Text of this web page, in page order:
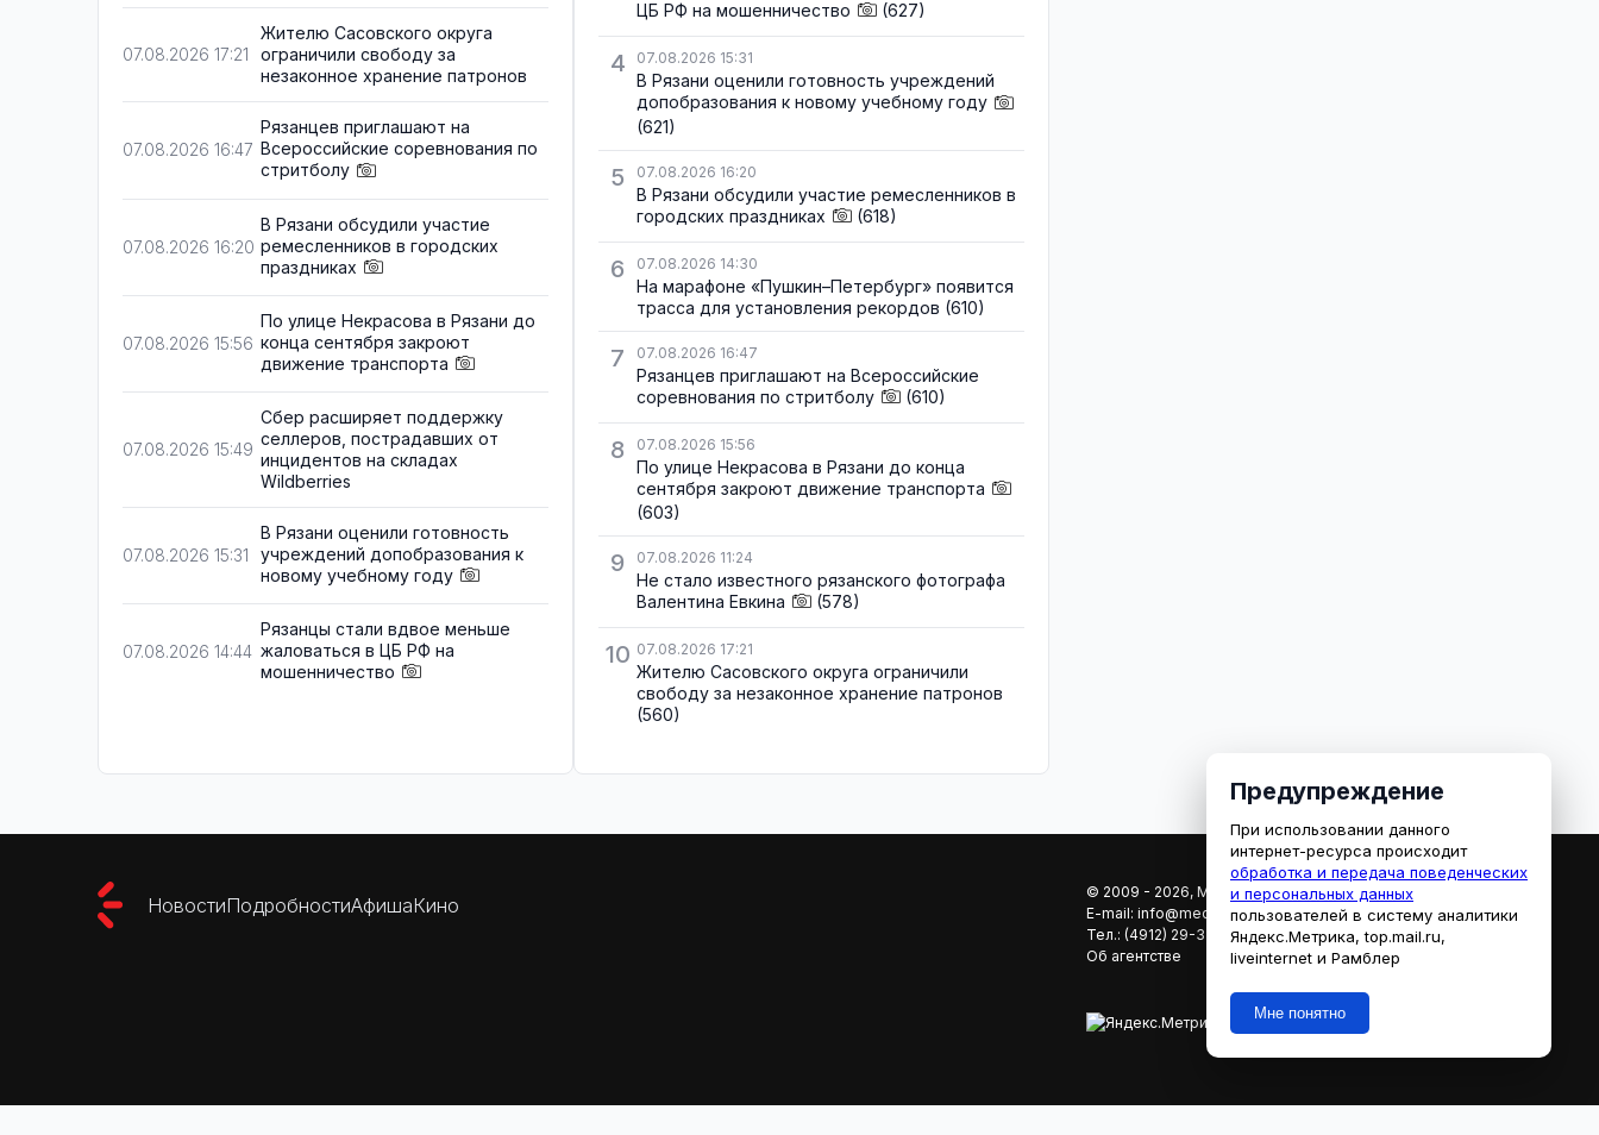
07.08.2026 17:21
Жителю Сасовского округа
ограничили свободу за
незаконное хранение патронов
07.08.2026 16:47
Рязанцев приглашают на
Всероссийские соревнования по
стритболу
07.08.2026 16:20
В Рязани обсудили участие
ремесленников в городских
праздниках
07.08.2026 15:56
По улице Некрасова в Рязани до
конца сентября закроют
движение транспорта
07.08.2026 15:49
Сбер расширяет поддержку
селлеров, пострадавших от
инцидентов на складах
Wildberries
07.08.2026 15:31
В Рязани оценили готовность
учреждений допобразования к
новому учебному году
07.08.2026 14:44
Рязанцы стали вдвое меньше
жаловаться в ЦБ РФ на
мошенничество
ЦБ РФ на мошенничество
(627)
4 07.08.2026 15:31
В Рязани оценили готовность учреждений
допобразования к новому учебному году
(621)
5 07.08.2026 16:20
В Рязани обсудили участие ремесленников в
городских праздниках
(618)
6 07.08.2026 14:30
На марафоне «Пушкин–Петербург» появится
трасса для установления рекордов (610)
7 07.08.2026 16:47
Рязанцев приглашают на Всероссийские
соревнования по стритболу
(610)
8 07.08.2026 15:56
По улице Некрасова в Рязани до конца
сентября закроют движение транспорта
(603)
9 07.08.2026 11:24
Не стало известного рязанского фотографа
Валентина Евкина
(578)
10 07.08.2026 17:21
Жителю Сасовского округа ограничили
свободу за незаконное хранение патронов
(560)
НовостиПодробностиАфишаКино
© 2009 - 2026, МЕДИАРЯЗАНЬ
E-mail: info@mediaryazan.ru,reklama@mediaryazan.ru
Тел.: (4912) 29-33-66
Об агентстве
Предупреждение
При использовании данного
интернет-ресурса происходит
обработка и передача поведенческих
и персональных данных
пользователей в систему аналитики
Яндекс.Метрика, top.mail.ru,
liveinternet и Рамблер
Мне понятно